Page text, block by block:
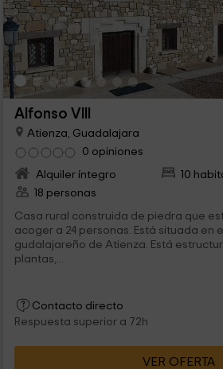
Alfonso VIII
Atienza, Guadalajara
0 opiniones
Alquiler íntegro
10
18 personas
Casa rural construida de piedra que
acoger a 24 personas. Está situada en
gudalajareño de Atienza. Está
plantas,...
Contacto directo
Respuesta superior a 72h
VER OFERTA